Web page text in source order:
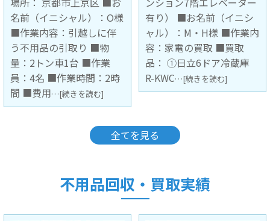
有り） ■お名前（イニシ
ャル）：M・H様 ■作業内
容：家電の買取 ■買取
品： ①日立6ドア冷蔵庫
R-KWC…[続きを読む]
ンション3階 階段下ろし作
業） ■お名前（イニシャ
ル）： ■作業内容：不用
品の引取 ■引取品：キッ
チンボード1台 ■作業員：
2名 ■…[続きを読む]
全てを見る
不用品回収・買取実績